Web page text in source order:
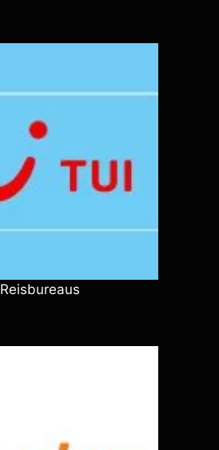
Reisbureaus